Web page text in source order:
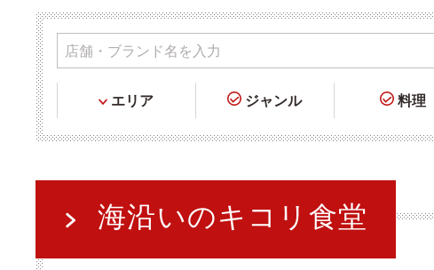
エリア ジャンル 料理
海沿いのキコリ食堂